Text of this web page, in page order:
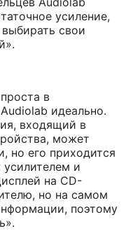
усиление,
свои
в
идеально.
входящий в
может
но его приходится
и
на CD-
но на самом
поэтому